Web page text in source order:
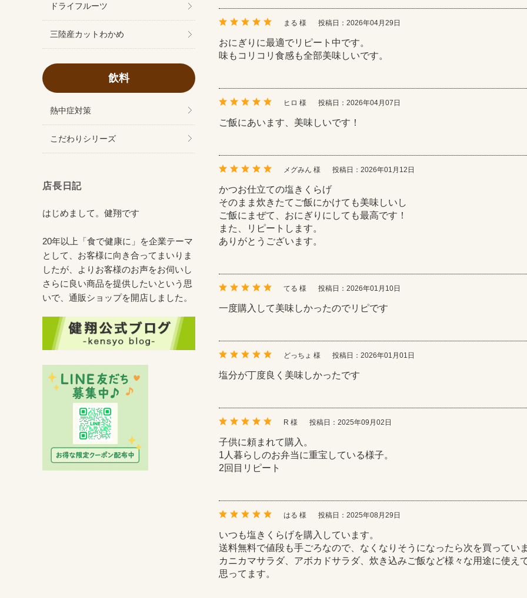
まる 様 投稿日：2026年04月29日
おにぎりに最適でリピート中です。
味もコリコリ食感も全部美味しいです。
ヒロ 様 投稿日：2026年04月07日
ご飯にあいます、美味しいです！
メグみん 様 投稿日：2026年01月12日
かつお仕立ての塩きくらげ
そのまま炊きたてご飯にかけても美味しいし
ご飯にまぜて、おにぎりにしても最高です！
また、リピートします。
ありがとうございます。
てる 様 投稿日：2026年01月10日
一度購入して美味しかったのでリピです
どっちょ 様 投稿日：2026年01月01日
塩分が丁度良く美味しかったです
R 様 投稿日：2025年09月02日
子供に頼まれて購入。
1人暮らしのお弁当に重宝している様子。
2回目リピート
はる 様 投稿日：2025年08月29日
いつも塩きくらげを購入しています。
送料無料で値段も手ごろなので、なくなりそうになったら次を買ってい
カニカマサラダ、アボカドサラダ、炊き込みご飯など様々な用途に使
思ってます。
ドライフルーツ
三陸産カットわかめ
飲料
熱中症対策
こだわりシリーズ
店長日記
はじめまして。健翔です
20年以上「食で健康に」を企業テーマ
として、お客様に向き合ってまいりま
したが、よりお客様のお声をお伺いし
さらに良い商品を提供したいという思
いで、通販ショップを開店しました。